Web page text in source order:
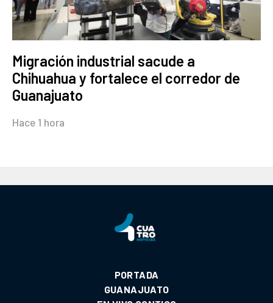
Migración industrial sacude a
Chihuahua y fortalece el corredor de
Guanajuato
Hace 1 hora
PORTADA
GUANAJUATO